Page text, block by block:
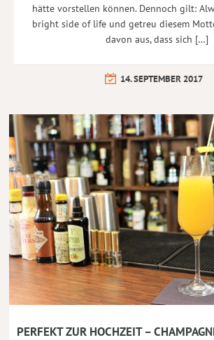
hätte vorstellen können. Dennoch gilt:
bright side of life und getreu diesem
davon aus, dass sich […]
14. SEPTEMBER 2017
PERFEKT ZUR HOCHZEIT –